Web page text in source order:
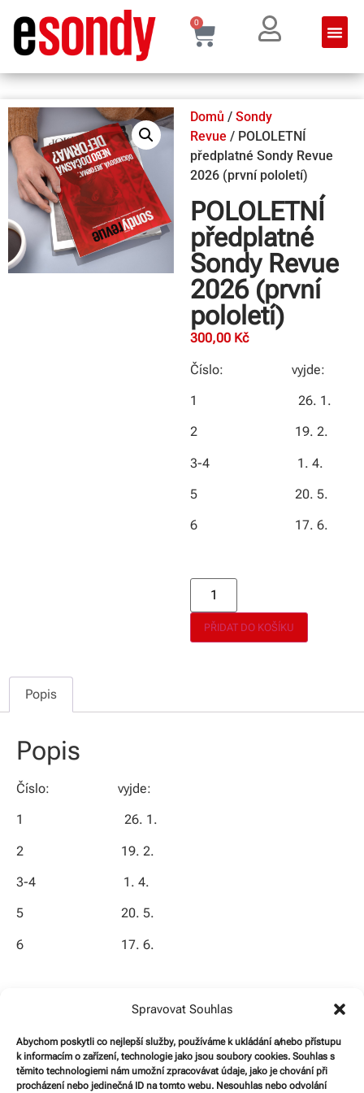
Spravovat Souhlas
Abychom poskytli co nejlepší služby, používáme k ukládání a/nebo přístupu
k informacím o zařízení, technologie jako jsou soubory cookies. Souhlas s
těmito technologiemi nám umožní zpracovávat údaje, jako je chování při
procházení nebo jedinečná ID na tomto webu. Nesouhlas nebo odvolání
0
Domů / Sondy
Revue / POLOLETNÍ
předplatné Sondy Revue
2026 (první pololetí)
POLOLETNÍ
předplatné
Sondy Revue
2026 (první
pololetí)
300,00 Kč
Číslo: vyjde:
1 26. 1.
2 19. 2.
3-4 1. 4.
5 20. 5.
6 17. 6.
PŘIDAT DO KOŠÍKU
Popis
Popis
Číslo: vyjde:
1 26. 1.
2 19. 2.
3-4 1. 4.
5 20. 5.
6 17. 6.
Obchodní
podmínky
Obchod
Můj účet
Košík
Produktové
kategorie
Publikace
Adresa
Sondy, s.r.o.
Politických vězňů